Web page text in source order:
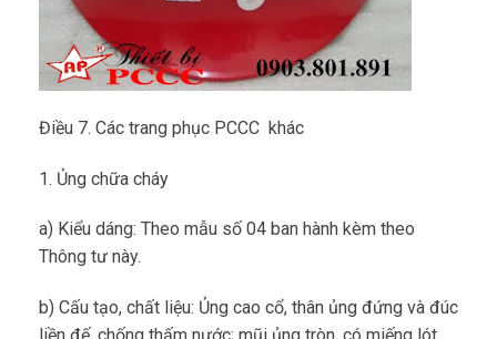
Điều 7. Các trang phục PCCC khác
1. Ủng chữa cháy
a) Kiểu dáng: Theo mẫu số 04 ban hành kèm theo
Thông tư này.
b) Cấu tạo, chất liệu: Ủng cao cổ, thân ủng đứng và đúc